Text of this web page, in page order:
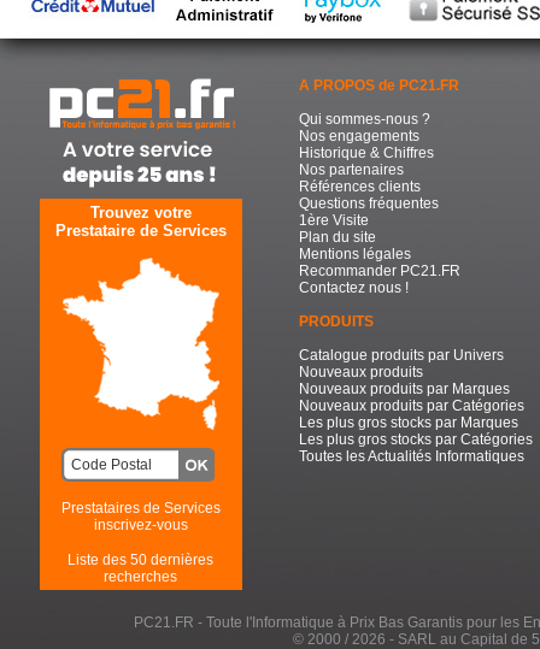
Trouvez votre
Prestataire de Services
Prestataires de Services
inscrivez-vous
Liste des 50 dernières
recherches
A PROPOS de PC21.FR
Qui sommes-nous ?
Nos engagements
Historique & Chiffres
Nos partenaires
Références clients
Questions fréquentes
1ère Visite
Plan du site
Mentions légales
Recommander PC21.FR
Contactez nous !
PRODUITS
Catalogue produits par Univers
Nouveaux produits
Nouveaux produits par Marques
Nouveaux produits par Catégories
Les plus gros stocks par Marques
Les plus gros stocks par Catégories
Toutes les Actualités Informatiques
PC21.FR - Toute l'Informatique à Prix Bas Garantis pour les
© 2000 / 2026 - SARL au Capital de